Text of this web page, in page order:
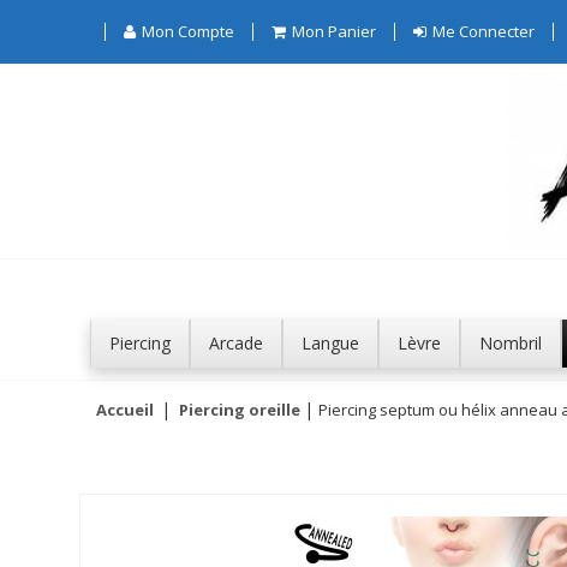
Mon Compte Mon Panier Me Connecter
Piercing Arcade Langue Lèvre Nombril
Accueil Piercing oreille Piercing septum ou hélix anneau